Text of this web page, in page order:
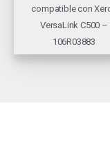
compatible con
VersaLink C500 –
106R03883